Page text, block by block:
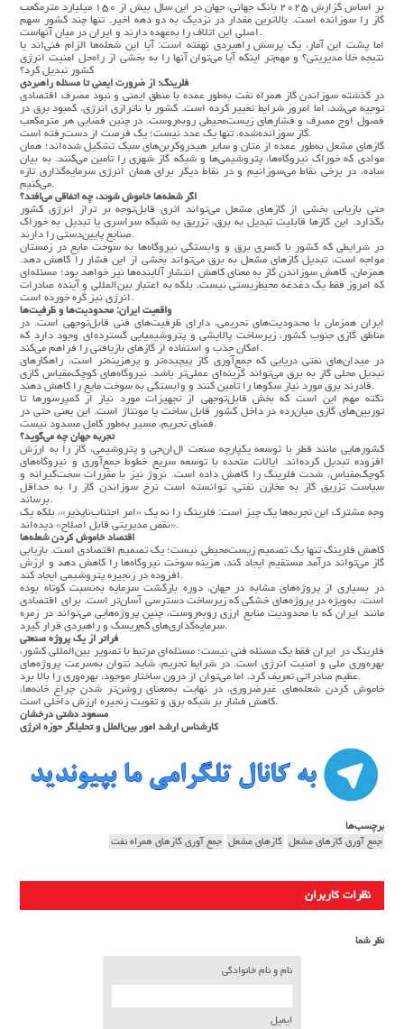
بر اساس گزارش ۲۰۲۵ بانک جهانی، جهان در این سال بیش از ۱۵۰ میلیارد مترمکعب
گاز را سوزانده است. بالاترین مقدار در نزدیک به دو دهه اخیر. تنها چند کشور سهم
اصلی این اتلاف را به‌عهده دارند و ایران در میان آنهاست.
اما پشت این آمار، یک پرسش راهبردی نهفته است: آیا این شعله‌ها الزام فنی‌اند یا
نتیجه خلأ مدیریتی؟ و مهم‌تر اینکه آیا می‌توان آنها را به بخشی از راه‌حل امنیت انرژی
کشور تبدیل کرد؟
فلرینگ؛ از ضرورت ایمنی تا مسئله راهبردی
در گذشته سوزاندن گاز همراه نفت به‌طور عمده با منطق ایمنی و نبود مصرف اقتصادی
توجیه می‌شد، اما امروز شرایط تغییر کرده است. کشور با ناترازی انرژی، کمبود برق در
فصول اوج مصرف و فشارهای زیست‌محیطی روبه‌روست. در چنین فضایی هر مترمکعب
گاز سوزانده‌شده، تنها یک عدد نیست؛ یک فرصت از دست‌رفته است.
گازهای مشعل به‌طور عمده از متان و سایر هیدروکربن‌های سبک تشکیل شده‌اند؛ همان
موادی که خوراک نیروگاه‌ها، پتروشیمی‌ها و شبکه گاز شهری را تأمین می‌کنند. به بیان
ساده، در برخی نقاط می‌سوزانیم و در نقاط دیگر برای همان انرژی سرمایه‌گذاری تازه
می‌کنیم.
اگر شعله‌ها خاموش شوند، چه اتفاقی می‌افتد؟
حتی بازیابی بخشی از گازهای مشعل می‌تواند اثری قابل‌توجه بر تراز انرژی کشور
بگذارد. این گازها قابلیت تبدیل به برق، تزریق به شبکه سراسری یا تبدیل به خوراک
صنایع پایین‌دستی را دارند.
در شرایطی که کشور با کسری برق و وابستگی نیروگاه‌ها به سوخت مایع در زمستان
مواجه است، تبدیل گازهای مشعل به برق می‌تواند بخشی از این فشار را کاهش دهد.
همزمان، کاهش سوزاندن گاز به معنای کاهش انتشار آلاینده‌ها نیز خواهد بود؛ مسئله‌ای
که امروز فقط یک دغدغه محیط‌زیستی نیست، بلکه به اعتبار بین‌المللی و آینده صادرات
انرژی نیز گره خورده است.
واقعیت ایران: محدودیت‌ها و ظرفیت‌ها
ایران همزمان با محدودیت‌های تحریمی، دارای ظرفیت‌های فنی قابل‌توجهی است. در
مناطق گازی جنوب کشور، زیرساخت پالایشی و پتروشیمیایی گسترده‌ای وجود دارد که
امکان جذب و استفاده از گازهای بازیافتی را فراهم می‌کند.
در میدان‌های نفتی دریایی که جمع‌آوری گاز پیچیده‌تر و پرهزینه‌تر است، راهکارهای
تبدیل محلی گاز به برق می‌تواند گزینه‌ای عملی‌تر باشد. نیروگاه‌های کوچک‌مقیاس گازی
قادرند برق مورد نیاز سکوها را تأمین کنند و وابستگی به سوخت مایع را کاهش دهند.
نکته مهم این است که بخش قابل‌توجهی از تجهیزات مورد نیاز از کمپرسورها تا
توربین‌های گازی میان‌رده در داخل کشور قابل ساخت یا مونتاژ است. این یعنی حتی در
فضای تحریم، مسیر به‌طور کامل مسدود نیست.
تجربه جهان چه می‌گوید؟
کشورهایی مانند قطر با توسعه یکپارچه صنعت ال‌ان‌جی و پتروشیمی، گاز را به ارزش
افزوده تبدیل کرده‌اند. ایالات متحده با توسعه سریع خطوط جمع‌آوری و نیروگاه‌های
کوچک‌مقیاس، شدت فلرینگ را کاهش داده است. نروژ نیز با مقررات سخت‌گیرانه و
سیاست تزریق گاز به مخازن نفتی، توانسته است نرخ سوزاندن گاز را به حداقل
برساند.
وجه مشترک این تجربه‌ها یک چیز است: فلرینگ را نه یک «امر اجتناب‌ناپذیر»، بلکه یک
«نقص مدیریتی قابل اصلاح» دیده‌اند.
اقتصاد خاموش کردن شعله‌ها
کاهش فلرینگ تنها یک تصمیم زیست‌محیطی نیست؛ یک تصمیم اقتصادی است. بازیابی
گاز می‌تواند درآمد مستقیم ایجاد کند، هزینه سوخت نیروگاه‌ها را کاهش دهد و ارزش
افزوده در زنجیره پتروشیمی ایجاد کند.
در بسیاری از پروژه‌های مشابه در جهان، دوره بازگشت سرمایه به‌نسبت کوتاه بوده
است، به‌ویژه در پروژه‌های خشکی که زیرساخت دسترسی آسان‌تر است. برای اقتصادی
مانند ایران که با محدودیت منابع ارزی روبه‌روست، چنین پروژه‌هایی می‌تواند در زمره
سرمایه‌گذاری‌های کم‌ریسک و راهبردی قرار گیرد.
فراتر از یک پروژه صنعتی
فلرینگ در ایران فقط یک مسئله فنی نیست؛ مسئله‌ای مرتبط با تصویر بین‌المللی کشور،
بهره‌وری ملی و امنیت انرژی است. در شرایط تحریم، شاید نتوان به‌سرعت پروژه‌های
عظیم صادراتی تعریف کرد، اما می‌توان از درون ساختار موجود، بهره‌وری را بالا برد.
خاموش کردن شعله‌های غیرضروری، در نهایت به‌معنای روشن‌تر شدن چراغ خانه‌ها،
کاهش فشار بر شبکه برق و تقویت زنجیره ارزش داخلی است.
مسعود دشتی درخشان
کارشناس ارشد امور بین‌الملل و تحلیلگر حوزه انرژی
برچسب‌ها
جمع آوری گازهای مشعل گازهای مشعل جمع آوری گازهای همراه نفت
نظرات کاربران
نظر شما
نام و نام خانوادگی
ایمیل